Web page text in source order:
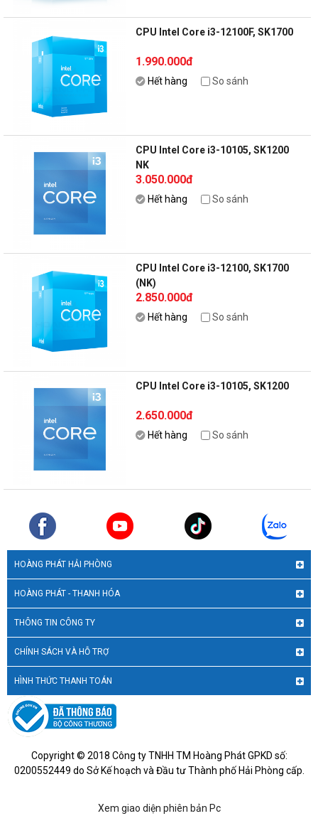
CPU Intel Core i3-12100F, SK1700
1.990.000đ
Hết hàng So sánh
CPU Intel Core i3-10105, SK1200
NK
3.050.000đ
Hết hàng So sánh
CPU Intel Core i3-12100, SK1700
(NK)
2.850.000đ
Hết hàng So sánh
CPU Intel Core i3-10105, SK1200
2.650.000đ
Hết hàng So sánh
HOÀNG PHÁT HẢI PHÒNG
HOÀNG PHÁT - THANH HÓA
THÔNG TIN CÔNG TY
CHÍNH SÁCH VÀ HỖ TRỢ
HÌNH THỨC THANH TOÁN
Copyright © 2018 Công ty TNHH TM Hoàng Phát GPKD số:
0200552449 do Sở Kế hoạch và Đầu tư Thành phố Hải Phòng cấp.
Xem giao diện phiên bản Pc